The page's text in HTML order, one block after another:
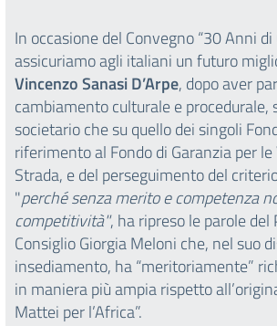
In occasione del Convegno “30 Anni di
assicuriamo agli italiani un futuro
Vincenzo Sanasi D’Arpe, dopo aver
cambiamento culturale e procedurale,
societario che su quello dei singoli
riferimento al Fondo di Garanzia per
Strada, e del perseguimento del
"perché senza merito e competenza
competitività", ha ripreso le parole del
Consiglio Giorgia Meloni che, nel suo
insediamento, ha “meritoriamente”
in maniera più ampia rispetto
Mattei per l’Africa”.